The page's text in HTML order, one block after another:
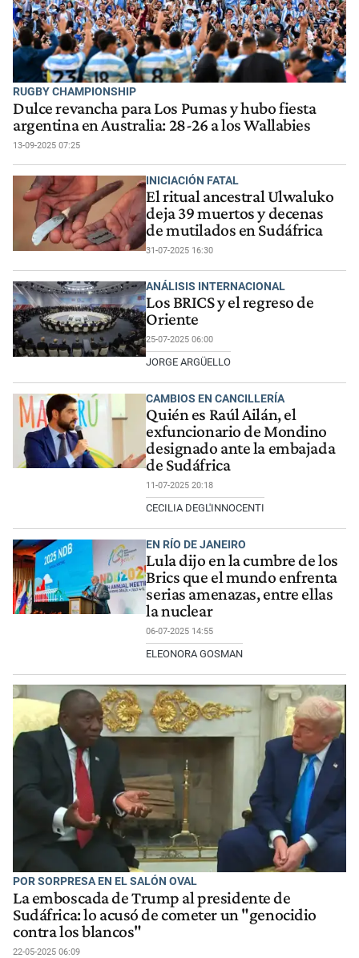
RUGBY CHAMPIONSHIP
Dulce revancha para Los Pumas y hubo fiesta
argentina en Australia: 28-26 a los Wallabies
13-09-2025 07:25
INICIACIÓN FATAL
El ritual ancestral Ulwaluko
deja 39 muertos y decenas
de mutilados en Sudáfrica
31-07-2025 16:30
ANÁLISIS INTERNACIONAL
Los BRICS y el regreso de
Oriente
25-07-2025 06:00
JORGE ARGÜELLO
CAMBIOS EN CANCILLERÍA
Quién es Raúl Ailán, el
exfuncionario de Mondino
designado ante la embajada
de Sudáfrica
11-07-2025 20:18
CECILIA DEGL'INNOCENTI
EN RÍO DE JANEIRO
Lula dijo en la cumbre de los
Brics que el mundo enfrenta
serias amenazas, entre ellas
la nuclear
06-07-2025 14:55
ELEONORA GOSMAN
POR SORPRESA EN EL SALÓN OVAL
La emboscada de Trump al presidente de
Sudáfrica: lo acusó de cometer un "genocidio
contra los blancos"
22-05-2025 06:09